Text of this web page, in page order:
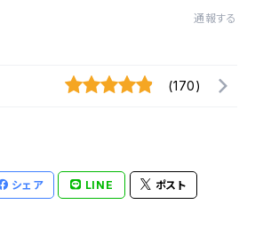
通報する
(170)
シェア LINE ポスト